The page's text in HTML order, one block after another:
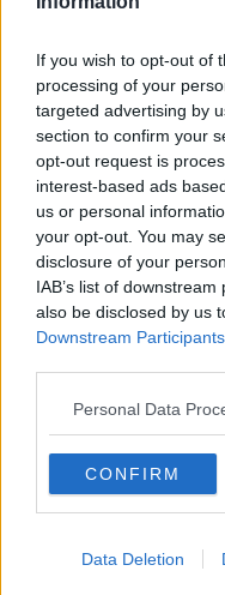
If you wish to opt-out of
processing of your
targeted advertising by
section to confirm your
opt-out request is
interest-based ads
us or personal
your opt-out. You may
disclosure of your
IAB’s list of
also be disclosed by us
Downstream Participants
Personal Data
CONFIRM
Data Deletion
Fine anno al ristorante
Natale 2024
Re e regnanti
A noi interessa il dito
Come rubare allo stato e
Una performance
Il compagno
​Io (allo specchio)
Tramonto
Passato, presente, futuro
La virtù del non fare
Il giorno dei saldi
L'ultimo post
Leggendo l'Eneide
​(In)sicurezza stradale
Un calcio alla finzione
Solitudine
Mercanti nel tempio
Il disprezzo del mondo
Beneficenza
Verso l'immortalità